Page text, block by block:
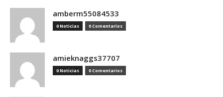
amberm55084533
0 Noticias 0 Comentarios
amieknaggs37707
0 Noticias 0 Comentarios